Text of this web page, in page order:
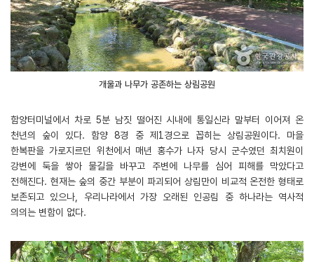
개울과 나무가 공존하는 상림공원
함양터미널에서 차로 5분 남짓 떨어진 시내에 통일신라 말부터 이어져 온
천년의 숲이 있다. 함양 8경 중 제1경으로 꼽히는 상림공원이다. 마을
한복판을 가로지르던 위천에서 매년 홍수가 나자 당시 군수였던 최치원이
강변에 둑을 쌓아 물길을 바꾸고 주변에 나무를 심어 피해를 막았다고
전해진다. 현재는 숲의 중간 부분이 파괴되어 상림만이 비교적 온전한 형태로
보존되고 있으나, 우리나라에서 가장 오래된 인공림 중 하나라는 역사적
의의는 변함이 없다.